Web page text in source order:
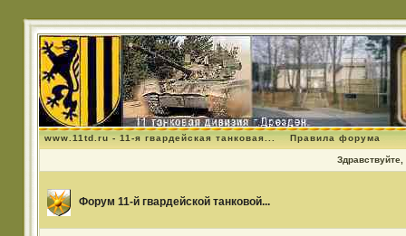
www.11td.ru - 11-я гвардейская танковая... Правила форума
Здравствуйте,
Форум 11-й гвардейской танковой...